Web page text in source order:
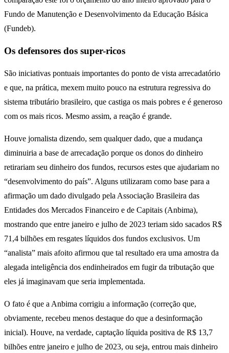
Fundo de Manutenção e Desenvolvimento da Educação Básica
(Fundeb).
Os defensores dos super-ricos
São iniciativas pontuais importantes do ponto de vista arrecadatório
e que, na prática, mexem muito pouco na estrutura regressiva do
sistema tributário brasileiro, que castiga os mais pobres e é generoso
com os mais ricos. Mesmo assim, a reação é grande.
Houve jornalista dizendo, sem qualquer dado, que a mudança
diminuiria a base de arrecadação porque os donos do dinheiro
retirariam seu dinheiro dos fundos, recursos estes que ajudariam no
“desenvolvimento do país”. Alguns utilizaram como base para a
afirmação um dado divulgado pela Associação Brasileira das
Entidades dos Mercados Financeiro e de Capitais (Anbima),
mostrando que entre janeiro e julho de 2023 teriam sido sacados R$
71,4 bilhões em resgates líquidos dos fundos exclusivos. Um
“analista” mais afoito afirmou que tal resultado era uma amostra da
alegada inteligência dos endinheirados em fugir da tributação que
eles já imaginavam que seria implementada.
O fato é que a Anbima corrigiu a informação (correção que,
obviamente, recebeu menos destaque do que a desinformação
inicial). Houve, na verdade, captação líquida positiva de R$ 13,7
bilhões entre janeiro e julho de 2023, ou seja, entrou mais dinheiro